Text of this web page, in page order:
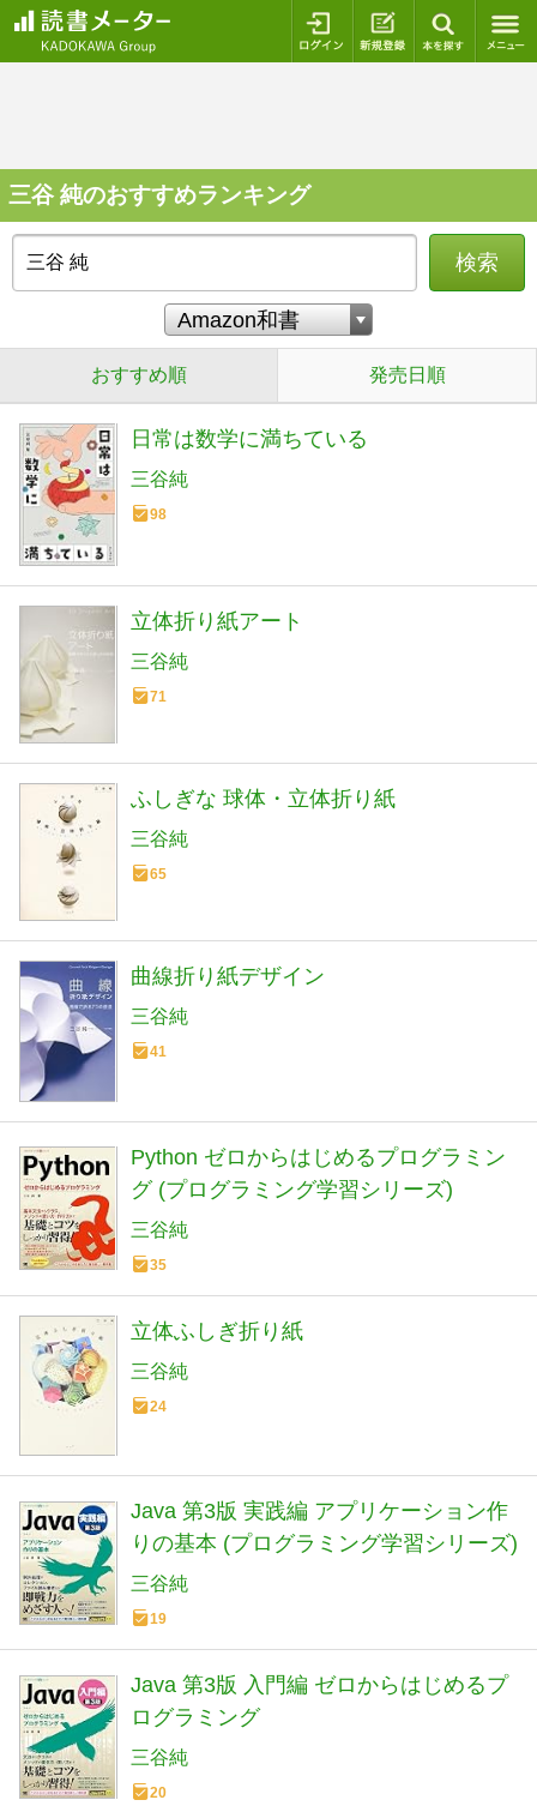
ログイン 新規登録
三谷 純のおすすめランキング
検索
おすすめ順 発売日順
日常は数学に満ちている
三谷純
98
立体折り紙アート
三谷純
71
ふしぎな 球体・立体折り紙
三谷純
65
曲線折り紙デザイン
三谷純
41
Python ゼロからはじめるプログラミン
グ (プログラミング学習シリーズ)
三谷純
35
立体ふしぎ折り紙
三谷純
24
Java 第3版 実践編 アプリケーション作
りの基本 (プログラミング学習シリーズ)
三谷純
19
Java 第3版 入門編 ゼロからはじめるプ
ログラミング
三谷純
20